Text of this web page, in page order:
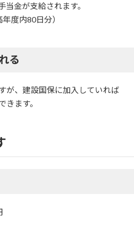
金が支給されます。
度内80日分）
る
が、建設国保に加入していれば
ます。